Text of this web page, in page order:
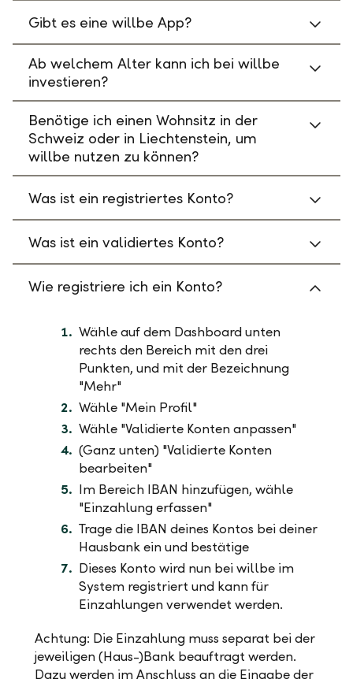
Gibt es eine willbe App?
Ab welchem Alter kann ich bei willbe
investieren?
Benötige ich einen Wohnsitz in der
Schweiz oder in Liechtenstein, um
willbe nutzen zu können?
Was ist ein registriertes Konto?
Was ist ein validiertes Konto?
Wie registriere ich ein Konto?
Wähle auf dem Dashboard unten
rechts den Bereich mit den drei
Punkten, und mit der Bezeichnung
"Mehr"
Wähle "Mein Profil"
Wähle "Validierte Konten anpassen"
(Ganz unten) "Validierte Konten
bearbeiten"
Im Bereich IBAN hinzufügen, wähle
"Einzahlung erfassen"
Trage die IBAN deines Kontos bei deiner
Hausbank ein und bestätige
Dieses Konto wird nun bei willbe im
System registriert und kann für
Einzahlungen verwendet werden.
Achtung: Die Einzahlung muss separat bei der
jeweiligen (Haus-)Bank beauftragt werden.
Dazu werden im Anschluss an die Eingabe der